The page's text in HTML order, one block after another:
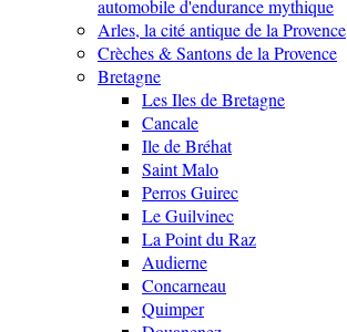
automobile d'endurance mythique
Arles, la cité antique de la Provence
Crèches & Santons de la Provence
Bretagne
Les Iles de Bretagne
Cancale
Ile de Bréhat
Saint Malo
Perros Guirec
Le Guilvinec
La Point du Raz
Audierne
Concarneau
Quimper